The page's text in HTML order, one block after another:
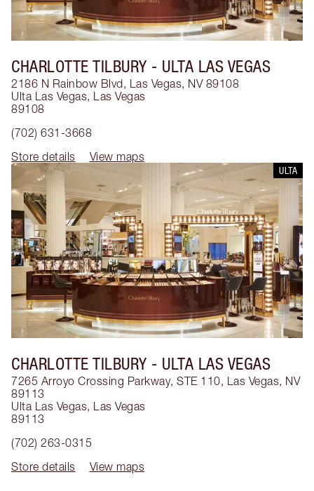
CHARLOTTE TILBURY - ULTA LAS VEGAS
2186 N Rainbow Blvd, Las Vegas, NV 89108
Ulta Las Vegas, Las Vegas
89108
(702) 631-3668
Store details
View maps
ULTA
CHARLOTTE TILBURY - ULTA LAS VEGAS
7265 Arroyo Crossing Parkway, STE 110, Las Vegas, NV
89113
Ulta Las Vegas, Las Vegas
89113
(702) 263-0315
Store details
View maps